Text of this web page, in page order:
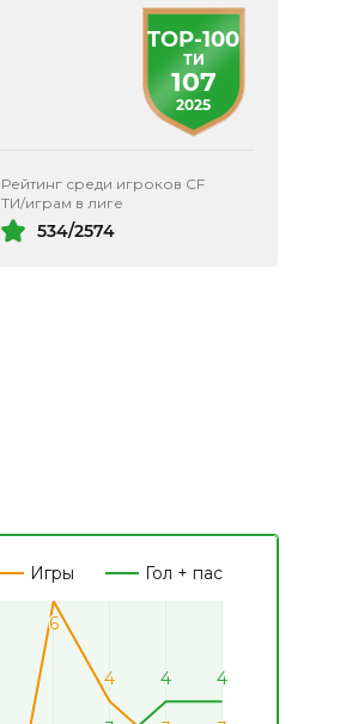
TOP-100
ТИ
107
2025
Рейтинг среди игроков CF
ТИ/играм в лиге
534/2574
Игры Гол + пас
6
6
4
4 4
4 4
4